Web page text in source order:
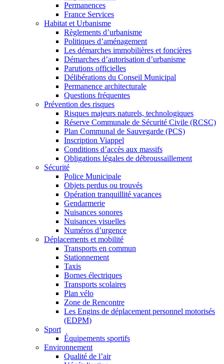
Permanences
France Services
Habitat et Urbanisme
Règlements d’urbanisme
Politiques d’aménagement
Les démarches immobilières et foncières
Démarches d’autorisation d’urbanisme
Parutions officielles
Délibérations du Conseil Municipal
Permanence architecturale
Questions fréquentes
Prévention des risques
Risques majeurs naturels, technologiques
Réserve Communale de Sécurité Civile (RCSC)
Plan Communal de Sauvegarde (PCS)
Inscription Viappel
Conditions d’accès aux massifs
Obligations légales de débroussaillement
Sécurité
Police Municipale
Objets perdus ou trouvés
Opération tranquillité vacances
Gendarmerie
Nuisances sonores
Nuisances visuelles
Numéros d’urgence
Déplacements et mobilité
Transports en commun
Stationnement
Taxis
Bornes électriques
Transports scolaires
Plan vélo
Zone de Rencontre
Les Engins de déplacement personnel motorisés
(EDPM)
Sport
Équipements sportifs
Environnement
Qualité de l’air